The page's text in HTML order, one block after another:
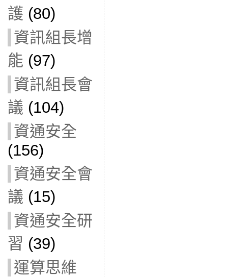
護 (80)
資訊組長增
能 (97)
資訊組長會
議 (104)
資通安全
(156)
資通安全會
議 (15)
資通安全研
習 (39)
運算思維